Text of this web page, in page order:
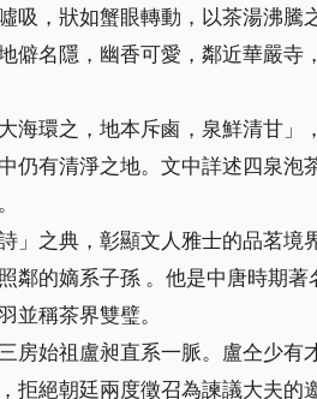
，狀如蟹眼轉動，以茶湯沸騰
僻名隱，幽香可愛，鄰近華嚴
環之，地本斥鹵，泉鮮清甘
仍有清淨之地。文中詳述四泉
之典，彰顯文人雅士的品茗
鄰的嫡系子孫 。他是中唐時期
並稱茶界雙璧。
始祖盧昶直系一脈。盧仝少有
拒絕朝廷兩度徵召為諫議大夫